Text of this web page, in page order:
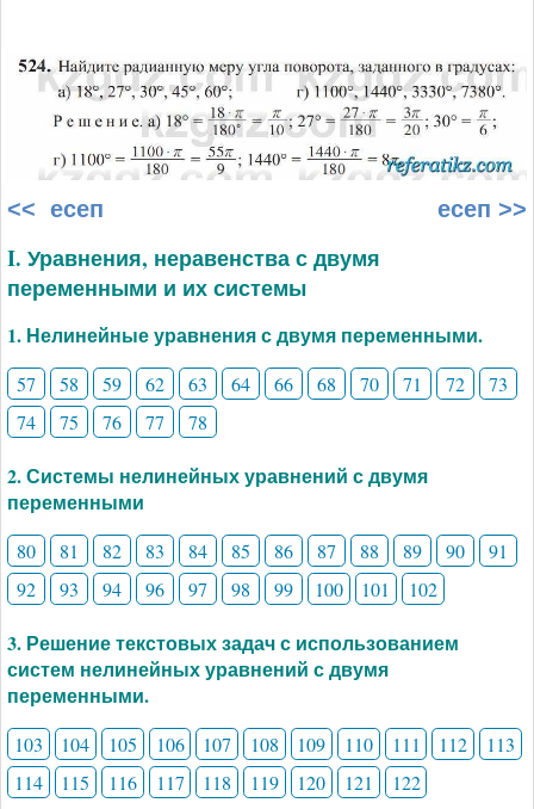
<< есеп есеп >>
I. Уравнения, неравенства с двумя
переменными и их системы
1. Нелинейные уравнения с двумя переменными.
57 58 59 62 63 64 66 68 70 71 72
73
74
75 76 77 78
2. Системы нелинейных уравнений с двумя
переменными
80 81 82 83 84 85 86 87 88 89 90
91
92
93 94 96 97 98 99 100 101 102
3. Решение текстовых задач с использованием
систем нелинейных уравнений с двумя
переменными.
103 104 105 106 107 108 109 110 111 112
113
114
115 116 117 118 119 120 121 122